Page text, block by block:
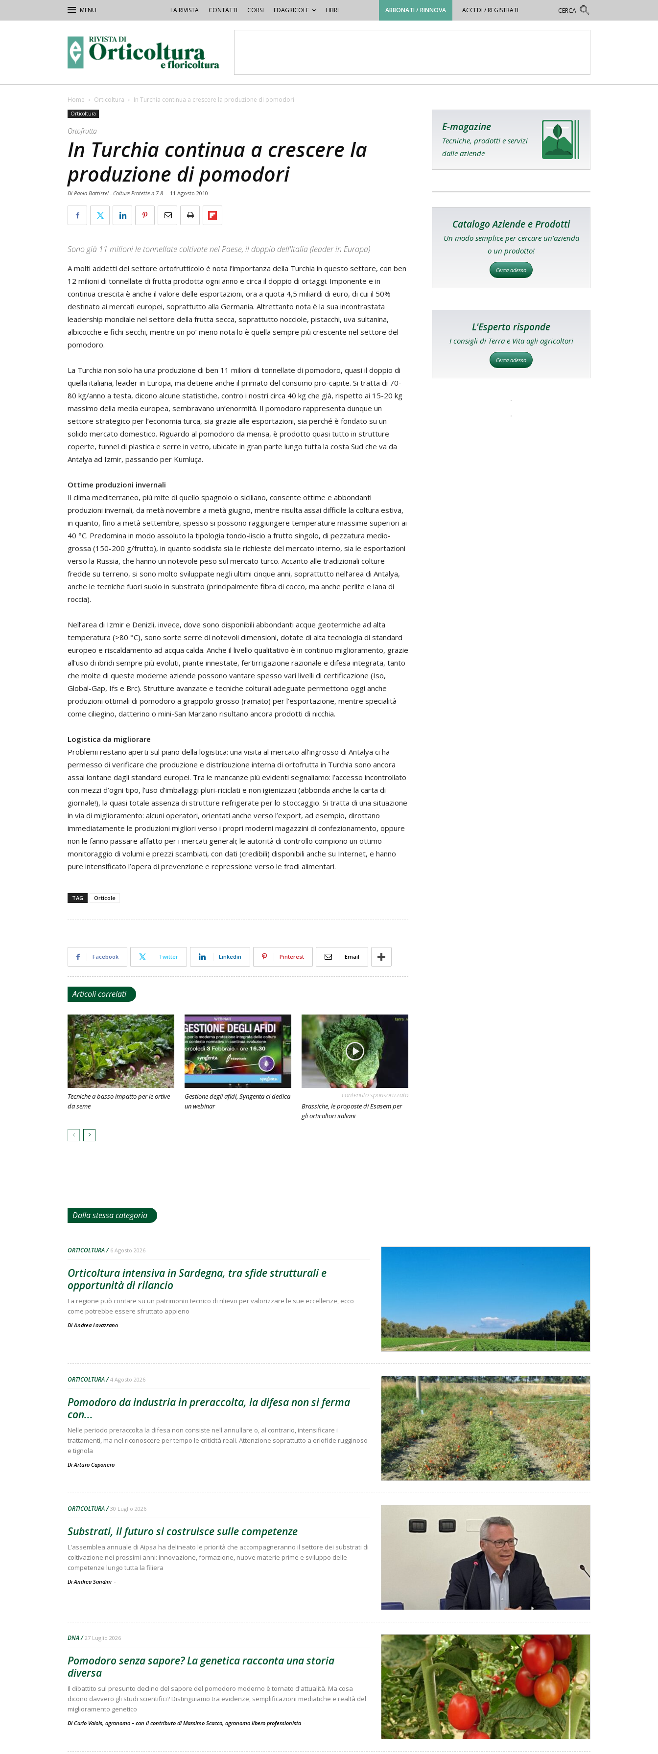
LA RIVISTA CONTATTI CORSI EDAGRICOLE LIBRI ABBONATI / RINNOVA ACCEDI / REGISTRATI
Orticoltura
Home Orticoltura In Turchia continua a crescere la produzione di pomodori
Orticoltura
Ortofrutta
In Turchia continua a crescere la
produzione di pomodori
Di Paolo Battistel - Colture Protette n.7-8 - 11 Agosto 2010
Sono già 11 milioni le tonnellate coltivate nel Paese, il doppio dell'Italia (leader in Europa)
A molti addetti del settore ortofrutticolo è nota l’importanza della Turchia in questo settore, con ben
12 milioni di tonnellate di frutta prodotta ogni anno e circa il doppio di ortaggi. Imponente e in
continua crescita è anche il valore delle esportazioni, ora a quota 4,5 miliardi di euro, di cui il 50%
destinato ai mercati europei, soprattutto alla Germania. Altrettanto nota è la sua incontrastata
leadership mondiale nel settore della frutta secca, soprattutto nocciole, pistacchi, uva sultanina,
albicocche e fichi secchi, mentre un po’ meno nota lo è quella sempre più crescente nel settore del
pomodoro.
La Turchia non solo ha una produzione di ben 11 milioni di tonnellate di pomodoro, quasi il doppio di
quella italiana, leader in Europa, ma detiene anche il primato del consumo pro-capite. Si tratta di 70-
80 kg/anno a testa, dicono alcune statistiche, contro i nostri circa 40 kg che già, rispetto ai 15-20 kg
massimo della media europea, sembravano un’enormità. Il pomodoro rappresenta dunque un
settore strategico per l’economia turca, sia grazie alle esportazioni, sia perché è fondato su un
solido mercato domestico. Riguardo al pomodoro da mensa, è prodotto quasi tutto in strutture
coperte, tunnel di plastica e serre in vetro, ubicate in gran parte lungo tutta la costa Sud che va da
Antalya ad Izmir, passando per Kumluça.
Ottime produzioni invernali
Il clima mediterraneo, più mite di quello spagnolo o siciliano, consente ottime e abbondanti
produzioni invernali, da metà novembre a metà giugno, mentre risulta assai difficile la coltura estiva,
in quanto, fino a metà settembre, spesso si possono raggiungere temperature massime superiori ai
40 °C. Predomina in modo assoluto la tipologia tondo-liscio a frutto singolo, di pezzatura medio-
grossa (150-200 g/frutto), in quanto soddisfa sia le richieste del mercato interno, sia le esportazioni
verso la Russia, che hanno un notevole peso sul mercato turco. Accanto alle tradizionali colture
fredde su terreno, si sono molto sviluppate negli ultimi cinque anni, soprattutto nell’area di Antalya,
anche le tecniche fuori suolo in substrato (principalmente fibra di cocco, ma anche perlite e lana di
roccia).
Nell’area di Izmir e Denizli, invece, dove sono disponibili abbondanti acque geotermiche ad alta
temperatura (>80 °C), sono sorte serre di notevoli dimensioni, dotate di alta tecnologia di standard
europeo e riscaldamento ad acqua calda. Anche il livello qualitativo è in continuo miglioramento, grazie
all’uso di ibridi sempre più evoluti, piante innestate, fertirrigazione razionale e difesa integrata, tanto
che molte di queste moderne aziende possono vantare spesso vari livelli di certificazione (Iso,
Global-Gap, Ifs e Brc). Strutture avanzate e tecniche colturali adeguate permettono oggi anche
produzioni ottimali di pomodoro a grappolo grosso (ramato) per l’esportazione, mentre specialità
come ciliegino, datterino o mini-San Marzano risultano ancora prodotti di nicchia.
Logistica da migliorare
Problemi restano aperti sul piano della logistica: una visita al mercato all’ingrosso di Antalya ci ha
permesso di verificare che produzione e distribuzione interna di ortofrutta in Turchia sono ancora
assai lontane dagli standard europei. Tra le mancanze più evidenti segnaliamo: l’accesso incontrollato
con mezzi d’ogni tipo, l’uso d’imballaggi pluri-riciclati e non igienizzati (abbonda anche la carta di
giornale!), la quasi totale assenza di strutture refrigerate per lo stoccaggio. Si tratta di una situazione
in via di miglioramento: alcuni operatori, orientati anche verso l’export, ad esempio, dirottano
immediatamente le produzioni migliori verso i propri moderni magazzini di confezionamento, oppure
non le fanno passare affatto per i mercati generali; le autorità di controllo compiono un ottimo
monitoraggio di volumi e prezzi scambiati, con dati (credibili) disponibili anche su Internet, e hanno
pure intensificato l’opera di prevenzione e repressione verso le frodi alimentari.
TAG Orticole
Facebook Twitter Linkedin Pinterest Email
Articoli correlati
Tecniche a basso impatto per le ortive
da seme
Gestione degli afidi, Syngenta ci dedica
un webinar
contenuto sponsorizzato
Brassiche, le proposte di Esasem per
gli orticoltori italiani
E-magazine
Tecniche, prodotti e servizi
dalle aziende
Catalogo Aziende e Prodotti
Un modo semplice per cercare un'azienda
o un prodotto!
Cerca adesso
L'Esperto risponde
I consigli di Terra e Vita agli agricoltori
Cerca adesso
Dalla stessa categoria
ORTICOLTURA 6 Agosto 2026
Orticoltura intensiva in Sardegna, tra sfide strutturali e
opportunità di rilancio
La regione può contare su un patrimonio tecnico di rilievo per valorizzare le sue eccellenze, ecco
come potrebbe essere sfruttato appieno
DiAndrea Lovazzano
ORTICOLTURA 4 Agosto 2026
Pomodoro da industria in preraccolta, la difesa non si ferma
con...
Nelle periodo preraccolta la difesa non consiste nell'annullare o, al contrario, intensificare i
trattamenti, ma nel riconoscere per tempo le criticità reali. Attenzione soprattutto a eriofide rugginoso
e tignola
DiArturo Caponero
ORTICOLTURA 30 Luglio 2026
Substrati, il futuro si costruisce sulle competenze
L'assemblea annuale di Aipsa ha delineato le priorità che accompagneranno il settore dei substrati di
coltivazione nei prossimi anni: innovazione, formazione, nuove materie prime e sviluppo delle
competenze lungo tutta la filiera
Di Andrea Sandini -
DNA 27 Luglio 2026
Pomodoro senza sapore? La genetica racconta una storia
diversa
Il dibattito sul presunto declino del sapore del pomodoro moderno è tornato d'attualità. Ma cosa
dicono davvero gli studi scientifici? Distinguiamo tra evidenze, semplificazioni mediatiche e realtà del
miglioramento genetico
Di Carlo Valois, agronomo – con il contributo di Massimo Scacco, agronomo libero professionista -